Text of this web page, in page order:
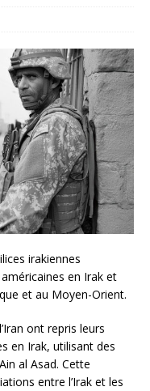
irakiennes
en Irak et
et au Moyen-Orient.
ont repris leurs
en Irak, utilisant des
al Asad. Cette
entre l’Irak et les